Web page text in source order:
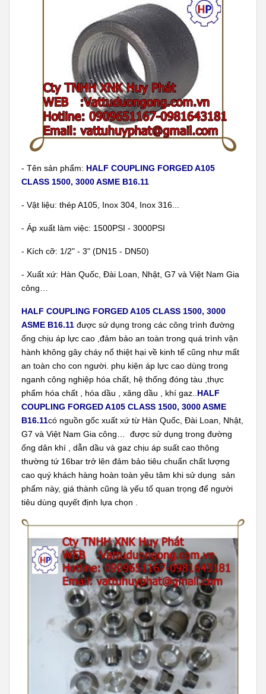
- Tên sản phẩm: HALF COUPLING FORGED A105
CLASS 1500, 3000 ASME B16.11
- Vật liệu: thép A105, Inox 304, Inox 316...
- Áp xuất làm việc: 1500PSI - 3000PSI
- Kích cỡ: 1/2" - 3" (DN15 - DN50)
- Xuất xứ: Hàn Quốc, Đài Loan, Nhật, G7 và Việt Nam Gia
công…
HALF COUPLING FORGED A105 CLASS 1500, 3000
ASME B16.11 được sử dụng trong các công trình đường
ống chịu áp lực cao ,đảm bảo an toàn trong quá trình vận
hành không gây cháy nổ thiệt hại về kinh tế cũng như mất
an toàn cho con người. phụ kiện áp lực cao dùng trong
nganh công nghiệp hóa chất, hệ thống đóng tàu ,thực
phẩm hóa chất , hóa dầu , xăng dầu , khí gaz.. HALF
COUPLING FORGED A105 CLASS 1500, 3000 ASME
B16.11có nguồn gốc xuất xứ từ Hàn Quốc, Đài Loan, Nhật,
G7 và Việt Nam Gia công… được sử dụng trong đường
ống dân khí , dẫn dầu và gaz chịu áp suất cao thông
thường tứ 16bar trở lên đảm bảo tiêu chuẩn chất lượng
cao quý khách hàng hoàn toàn yêu tâm khi sử dụng sản
phẩm này, giá thành cũng là yếu tố quan trọng để người
tiêu dùng quyết định lựa chọn .